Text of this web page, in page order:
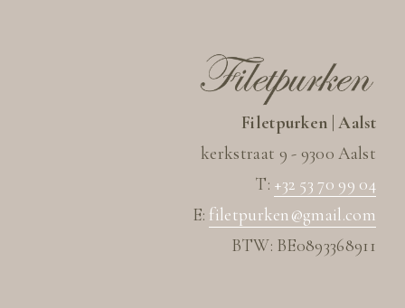
Filetpurken | Aalst
kerkstraat 9 - 9300 Aalst
T: +32 53 70 99 04
E: filetpurken@gmail.com
BTW: BE0893368911